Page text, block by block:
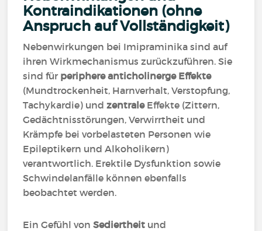
Kontraindikationen (ohne
Anspruch auf Vollständigkeit)
Nebenwirkungen bei Imipraminika sind auf
ihren Wirkmechanismus zurückzuführen. Sie
sind für periphere anticholinerge Effekte
(Mundtrockenheit, Harnverhalt, Verstopfung,
Tachykardie) undzentraleEffekte (Zittern,
Gedächtnisstörungen, Verwirrtheit und
Krämpfe bei vorbelasteten Personen wie
Epileptikern und Alkoholikern)
verantwortlich. Erektile Dysfunktion sowie
Schwindelanfälle können ebenfalls
beobachtet werden.
Ein Gefühl vonSediertheit und